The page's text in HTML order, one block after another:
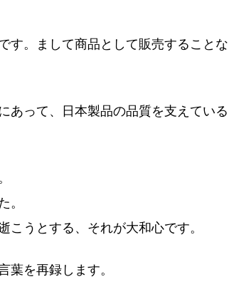
す。まして商品として販売することな
って、日本製品の品質を支えている
。
うとする、それが大和心です。
を再録します。